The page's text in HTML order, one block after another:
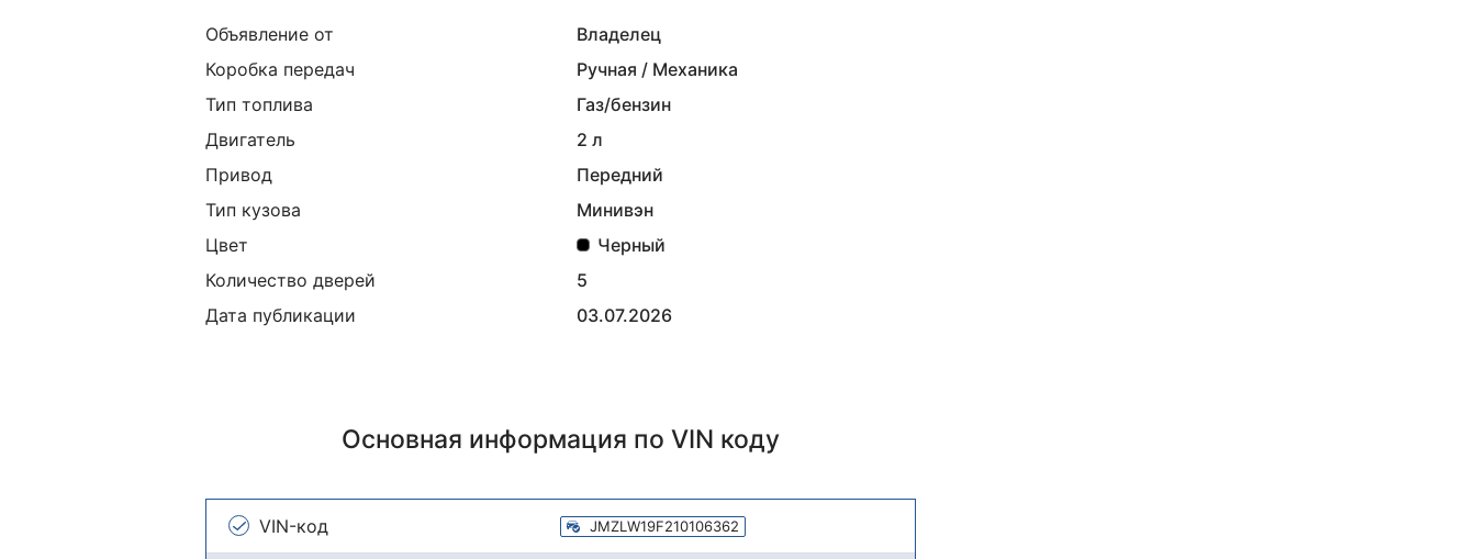
Объявление от
Владелец
Коробка передач
Ручная / Механика
Тип топлива
Газ/бензин
Двигатель
2 л
Привод
Передний
Тип кузова
Минивэн
Цвет
Черный
Количество дверей
5
Дата публикации
03.07.2026
Основная информация по VIN коду
VIN-код JMZLW19F210106362